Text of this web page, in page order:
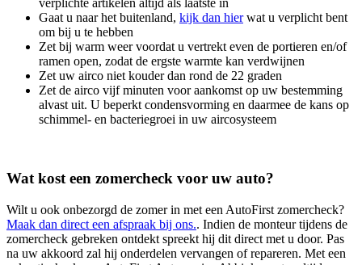
verplichte artikelen altijd als laatste in
Gaat u naar het buitenland, kijk dan hierwat u verplicht bent
om bij u te hebben
Zet bij warm weer voordat u vertrekt even de portieren en/of
ramen open, zodat de ergste warmte kan verdwijnen
Zet uw airco niet kouder dan rond de 22 graden
Zet de airco vijf minuten voor aankomst op uw bestemming
alvast uit. U beperkt condensvorming en daarmee de kans op
schimmel- en bacteriegroei in uw aircosysteem
Wat kost een zomercheck voor uw auto?
Wilt u ook onbezorgd de zomer in met een AutoFirst zomercheck?
Maak dan direct een afspraak bij ons.. Indien de monteur tijdens de
zomercheck gebreken ontdekt spreekt hij dit direct met u door. Pas
na uw akkoord zal hij onderdelen vervangen of repareren. Met een